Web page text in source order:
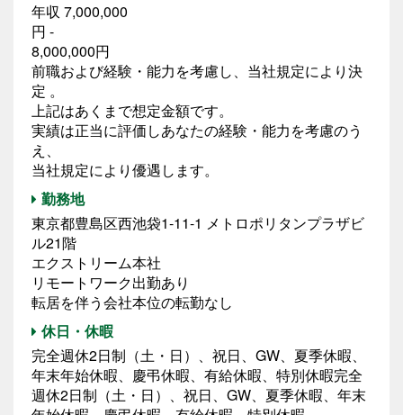
年収 7,000,000
円 -
8,000,000円
前職および経験・能力を考慮し、当社規定により決
定 。
上記はあくまで想定金額です。
実績は正当に評価しあなたの経験・能力を考慮のう
え、
当社規定により優遇します。
勤務地
東京都豊島区西池袋1-11-1 メトロポリタンプラザビ
ル21階
エクストリーム本社
リモートワーク出勤あり
転居を伴う会社本位の転勤なし
休日・休暇
完全週休2日制（土・日）、祝日、GW、夏季休暇、
年末年始休暇、慶弔休暇、有給休暇、特別休暇完全
週休2日制（土・日）、祝日、GW、夏季休暇、年末